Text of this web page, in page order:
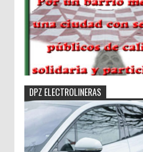
DPZ ELECTROLINERAS